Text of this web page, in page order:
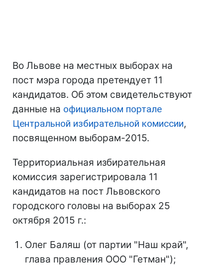
Во Львове на местных выборах на
пост мэра города претендует 11
кандидатов. Об этом свидетельствуют
данные на официальном портале
Центральной избирательной комиссии,
посвященном выборам-2015.
Территориальная избирательная
комиссия зарегистрировала 11
кандидатов на пост Львовского
городского головы на выборах 25
октября 2015 г.:
Олег Баляш (от партии "Наш край",
глава правления ООО "Гетман");